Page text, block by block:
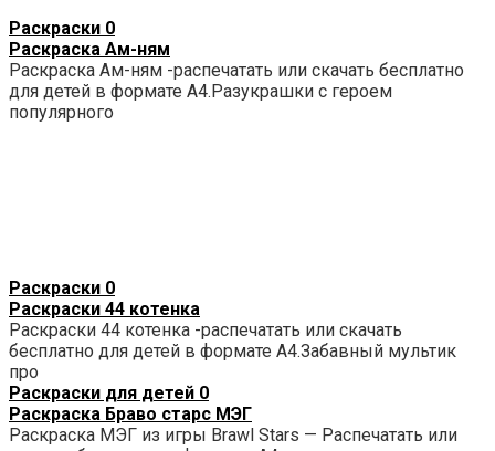
Раскраски 0
Раскраска Ам-ням
Раскраска Ам-ням -распечатать или скачать бесплатно
для детей в формате А4.Разукрашки с героем
популярного
Раскраски 0
Раскраски 44 котенка
Раскраски 44 котенка -распечатать или скачать
бесплатно для детей в формате А4.Забавный мультик
про
Раскраски для детей 0
Раскраска Браво старс МЭГ
Раскраска МЭГ из игры Brawl Stars — Распечатать или